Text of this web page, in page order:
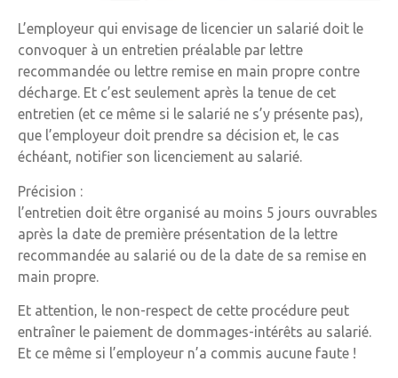
L’employeur qui envisage de licencier un salarié doit le
convoquer à un entretien préalable par lettre
recommandée ou lettre remise en main propre contre
décharge. Et c’est seulement après la tenue de cet
entretien (et ce même si le salarié ne s’y présente pas),
que l’employeur doit prendre sa décision et, le cas
échéant, notifier son licenciement au salarié.
Précision :
l’entretien doit être organisé au moins 5 jours ouvrables
après la date de première présentation de la lettre
recommandée au salarié ou de la date de sa remise en
main propre.
Et attention, le non-respect de cette procédure peut
entraîner le paiement de dommages-intérêts au salarié.
Et ce même si l’employeur n’a commis aucune faute !